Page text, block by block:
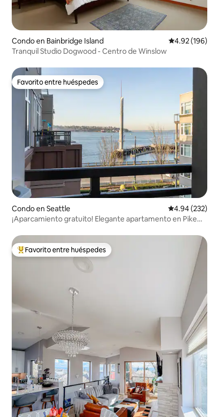
Condo en Bainbridge Island Calificación
4.92 (196)
Tranquil Studio Dogwood - Centro de Winslow
Favorito entre huéspedes
Favorito entre huéspedes
Condo en Seattle Calificación
4.94 (232)
¡Aparcamiento gratuito! Elegante apartamento en Pike
Favorito entre huéspedes preferido
Favorito entre huéspedes